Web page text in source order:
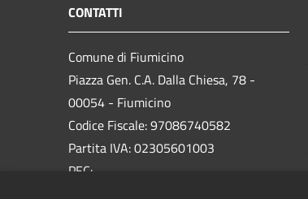
CONTATTI
Comune di Fiumicino
Piazza Gen. C.A. Dalla Chiesa, 78 -
00054 - Fiumicino
Codice Fiscale: 97086740582
Partita IVA: 02305601003
PEC: